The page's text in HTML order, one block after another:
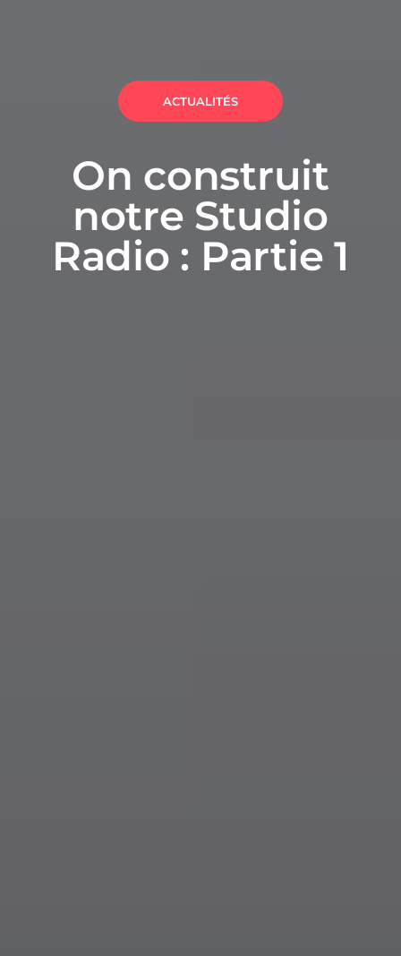
ACTUALITÉS
On construit
notre Studio
Radio : Partie 1